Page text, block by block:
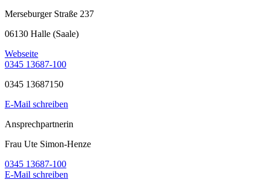
Merseburger Straße 237
06130 Halle (Saale)
Webseite
0345 13687-100
0345 13687150
E-Mail schreiben
Ansprechpartnerin
Frau Ute Simon-Henze
0345 13687-100
E-Mail schreiben